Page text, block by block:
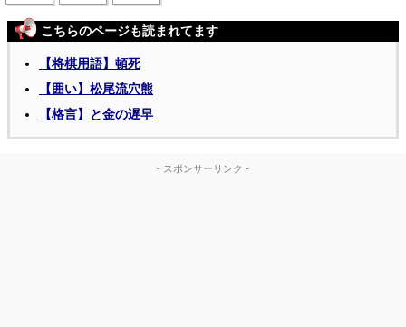
こちらのページも読まれてます
【将棋用語】頓死
【囲い】松尾流穴熊
【格言】と金の遅早
- スポンサーリンク -